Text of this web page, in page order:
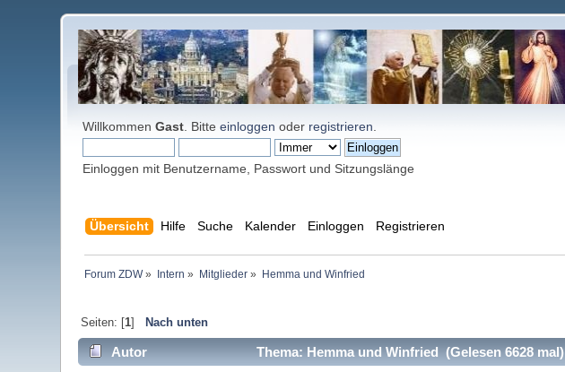
WillkommenGast . Bitteeinloggen oder registrieren
Einloggen mit Benutzername, Passwort und Sitzungslänge
Übersicht Hilfe Suche Kalender Einloggen Registrieren
Forum ZDW» Intern » Mitglieder» Hemma und Winfried
Seiten: [1] Nach unten
Autor Thema: Hemma und Winfried (Gelesen 6628 mal)